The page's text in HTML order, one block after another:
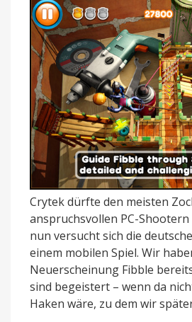
Crytek dürfte den meisten
anspruchsvollen PC-
nun versucht sich die
einem mobilen Spiel. Wir
Neuerscheinung Fibble
sind begeistert – wenn da
Haken wäre, zu dem wir